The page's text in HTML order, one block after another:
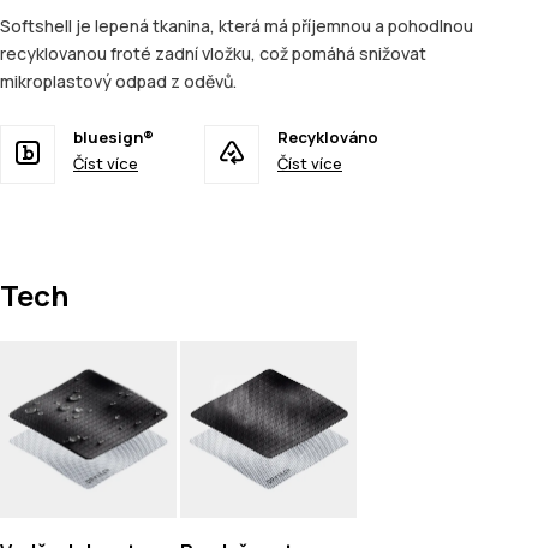
Softshell je lepená tkanina, která má příjemnou a pohodlnou
recyklovanou froté zadní vložku, což pomáhá snižovat
mikroplastový odpad z oděvů.
bluesign®
Číst více
Recyklováno
Číst více
Tech